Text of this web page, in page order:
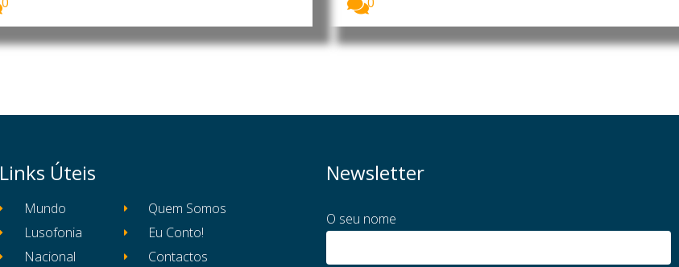
Links Úteis
Mundo
Lusofonia
Nacional
Quem Somos
Eu Conto!
Contactos
Newsletter
O seu nome